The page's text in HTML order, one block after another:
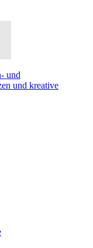
und
und kreative